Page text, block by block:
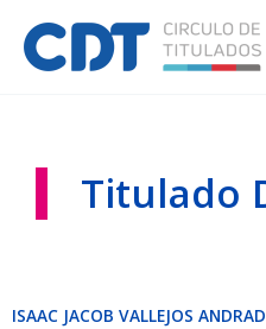
contenido
Titulado
ISAAC JACOB VALLEJOS